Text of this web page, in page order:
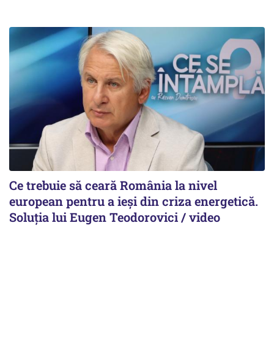
Ce trebuie să ceară România la nivel
european pentru a ieși din criza energetică.
Soluția lui Eugen Teodorovici / video